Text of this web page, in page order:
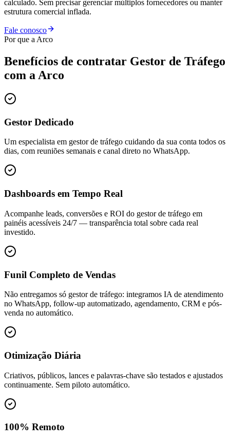
calculado. Sem precisar gerenciar múltiplos fornecedores ou manter
estrutura comercial inflada.
Fale conosco
Por que a Arco
Benefícios de contratar Gestor de Tráfego
com a Arco
Gestor Dedicado
Um especialista em gestor de tráfego cuidando da sua conta todos os
dias, com reuniões semanais e canal direto no WhatsApp.
Dashboards em Tempo Real
Acompanhe leads, conversões e ROI do gestor de tráfego em
painéis acessíveis 24/7 — transparência total sobre cada real
investido.
Funil Completo de Vendas
Não entregamos só gestor de tráfego: integramos IA de atendimento
no WhatsApp, follow-up automatizado, agendamento, CRM e pós-
venda no automático.
Otimização Diária
Criativos, públicos, lances e palavras-chave são testados e ajustados
continuamente. Sem piloto automático.
100% Remoto